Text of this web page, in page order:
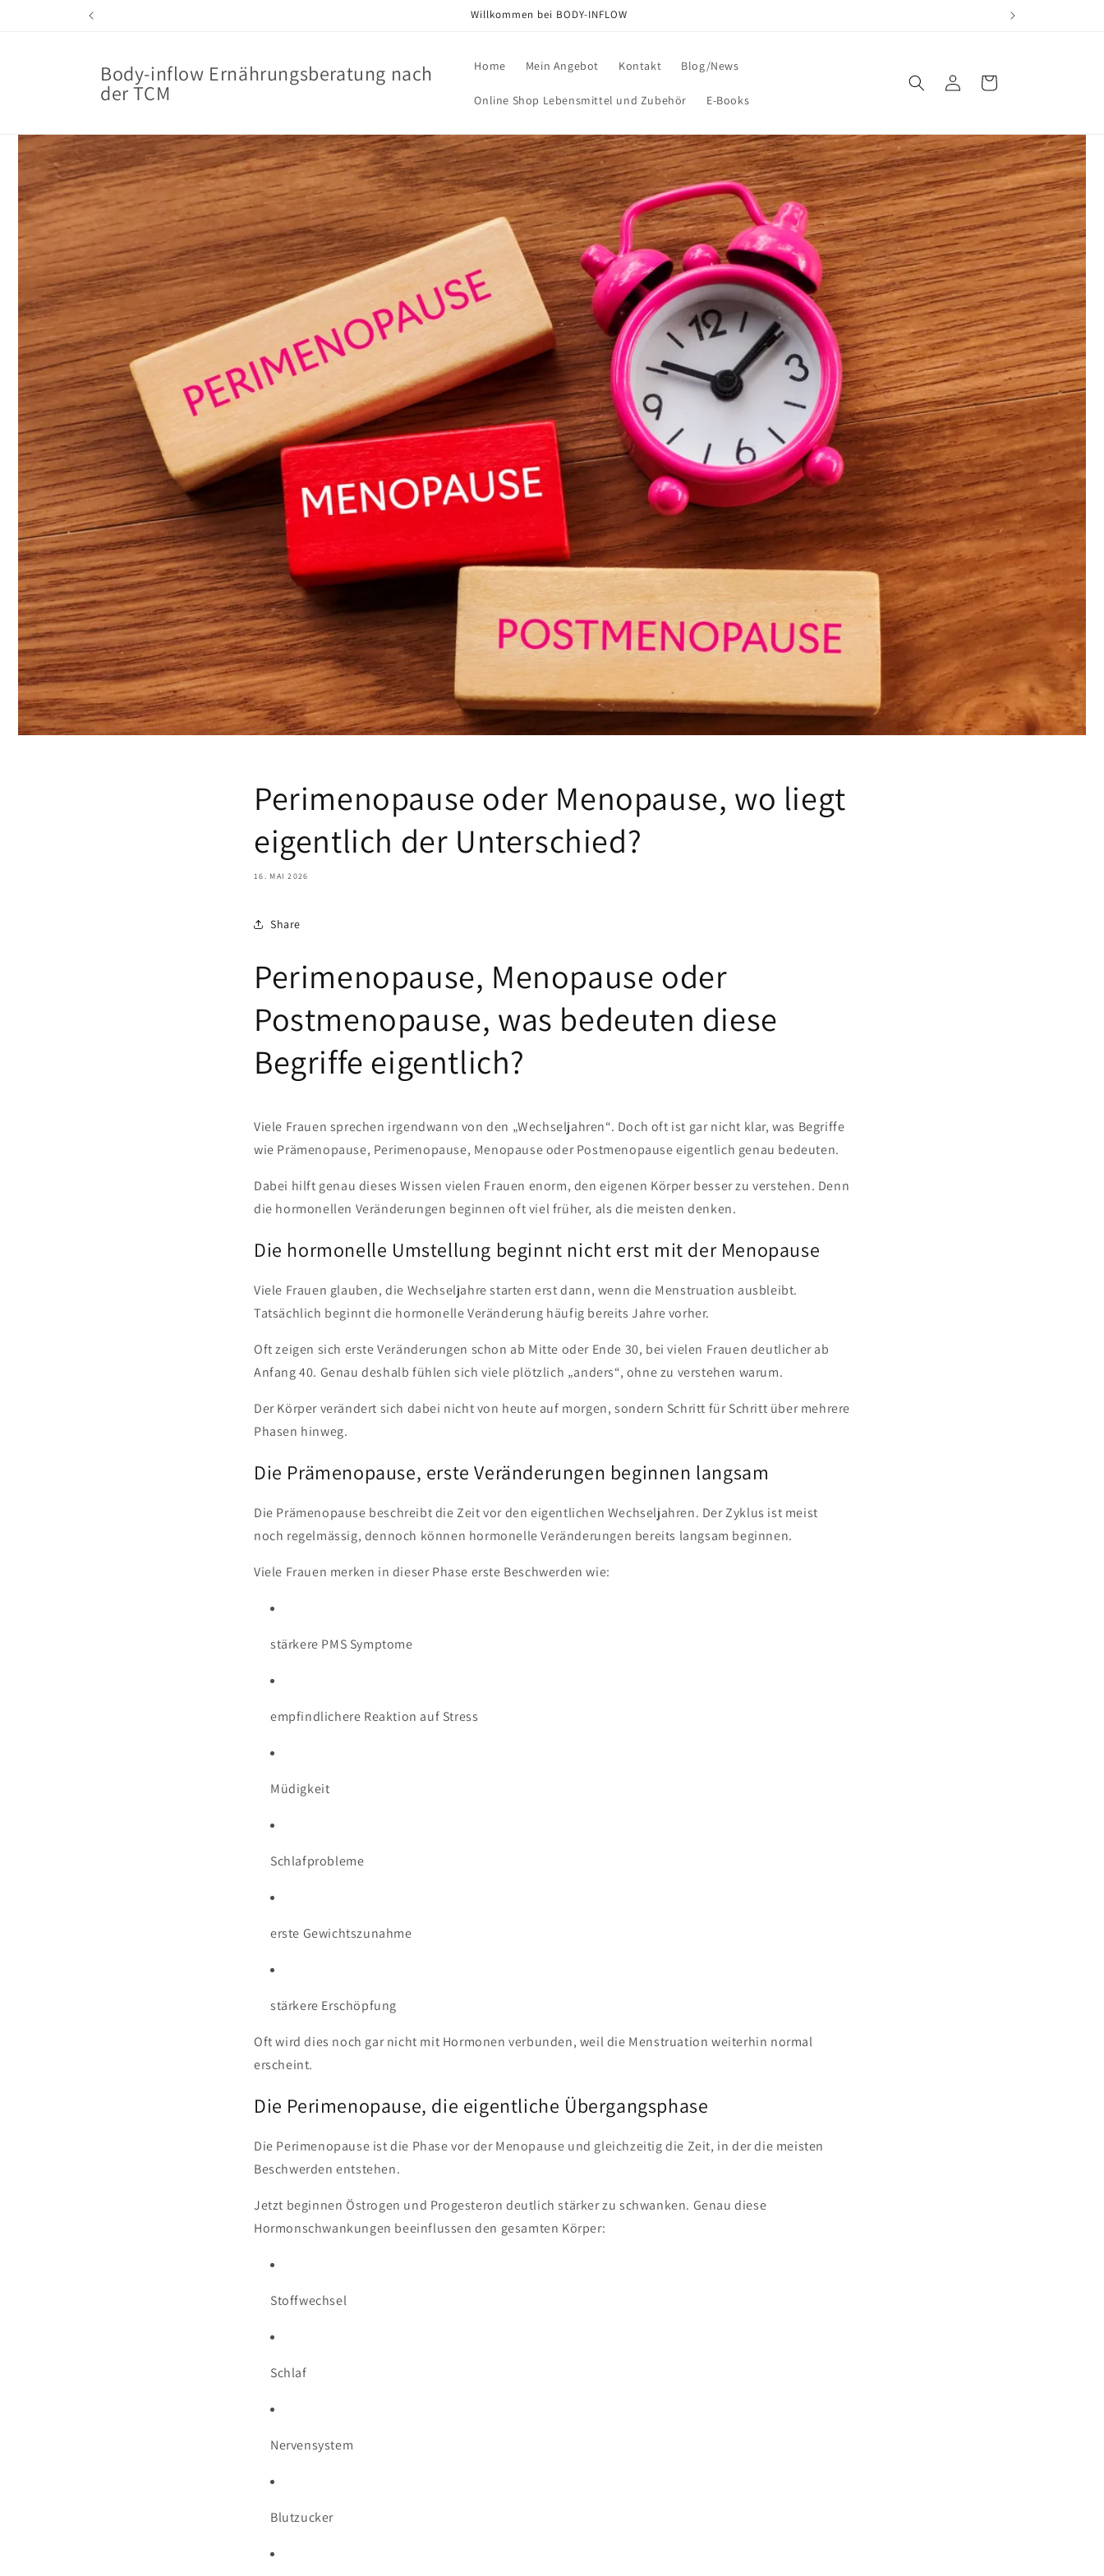
Willkommen bei BODY-INFLOW
Body-inflow Ernährungsberatung nach
der TCM
Home Mein Angebot Kontakt Blog/News
Online Shop Lebensmittel und Zubehör E-Books
EinloggenWarenkorb
Perimenopause oder Menopause, wo liegt
eigentlich der Unterschied?
16. MAI 2026
Share
Perimenopause, Menopause oder
Postmenopause, was bedeuten diese
Begriffe eigentlich?
Viele Frauen sprechen irgendwann von den „Wechseljahren“. Doch oft ist gar nicht klar, was Begriffe
wie Prämenopause, Perimenopause, Menopause oder Postmenopause eigentlich genau bedeuten.
Dabei hilft genau dieses Wissen vielen Frauen enorm, den eigenen Körper besser zu verstehen. Denn
die hormonellen Veränderungen beginnen oft viel früher, als die meisten denken.
Die hormonelle Umstellung beginnt nicht erst mit der Menopause
Viele Frauen glauben, die Wechseljahre starten erst dann, wenn die Menstruation ausbleibt.
Tatsächlich beginnt die hormonelle Veränderung häufig bereits Jahre vorher.
Oft zeigen sich erste Veränderungen schon ab Mitte oder Ende 30, bei vielen Frauen deutlicher ab
Anfang 40. Genau deshalb fühlen sich viele plötzlich „anders“, ohne zu verstehen warum.
Der Körper verändert sich dabei nicht von heute auf morgen, sondern Schritt für Schritt über mehrere
Phasen hinweg.
Die Prämenopause, erste Veränderungen beginnen langsam
Die Prämenopause beschreibt die Zeit vor den eigentlichen Wechseljahren. Der Zyklus ist meist
noch regelmässig, dennoch können hormonelle Veränderungen bereits langsam beginnen.
Viele Frauen merken in dieser Phase erste Beschwerden wie:
stärkere PMS Symptome
empfindlichere Reaktion auf Stress
Müdigkeit
Schlafprobleme
erste Gewichtszunahme
stärkere Erschöpfung
Oft wird dies noch gar nicht mit Hormonen verbunden, weil die Menstruation weiterhin normal
erscheint.
Die Perimenopause, die eigentliche Übergangsphase
Die Perimenopause ist die Phase vor der Menopause und gleichzeitig die Zeit, in der die meisten
Beschwerden entstehen.
Jetzt beginnen Östrogen und Progesteron deutlich stärker zu schwanken. Genau diese
Hormonschwankungen beeinflussen den gesamten Körper:
Stoffwechsel
Schlaf
Nervensystem
Blutzucker